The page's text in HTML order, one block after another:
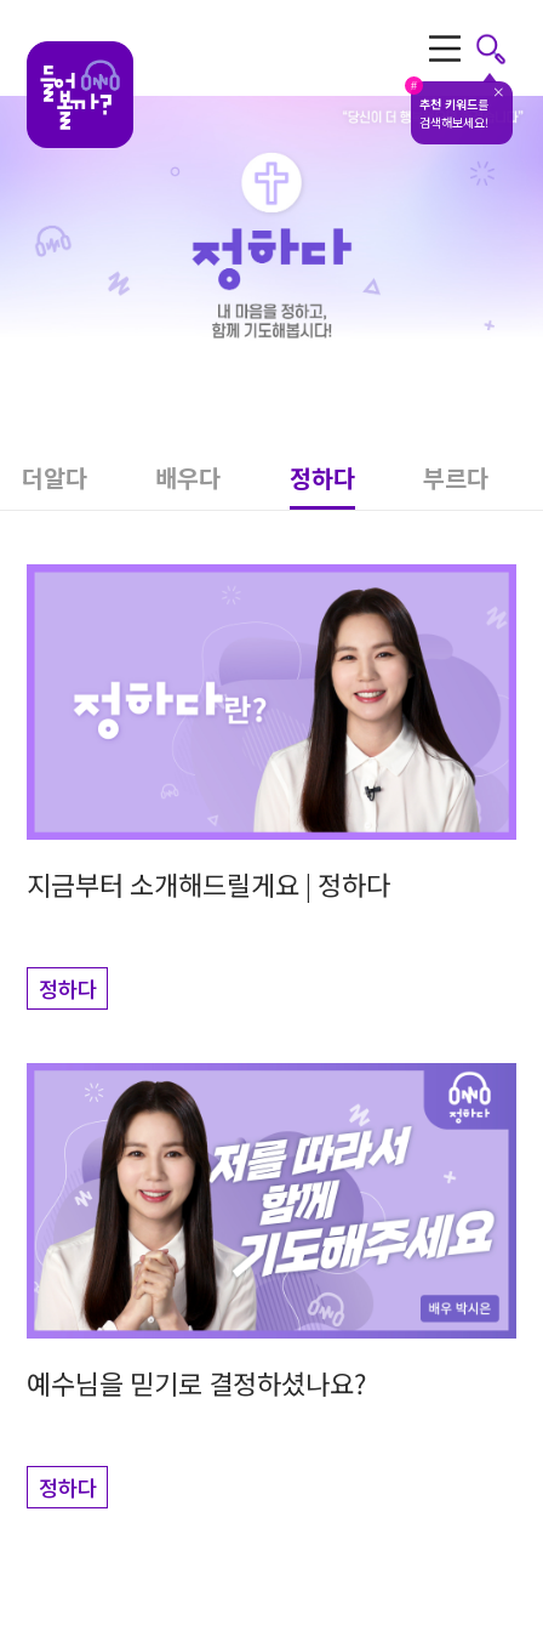
#
추천 키워드를
검색해보세요!
더알다 배우다 정하다 부르다
지금부터 소개해드릴게요 | 정하다
정하다
예수님을 믿기로 결정하셨나요?
정하다